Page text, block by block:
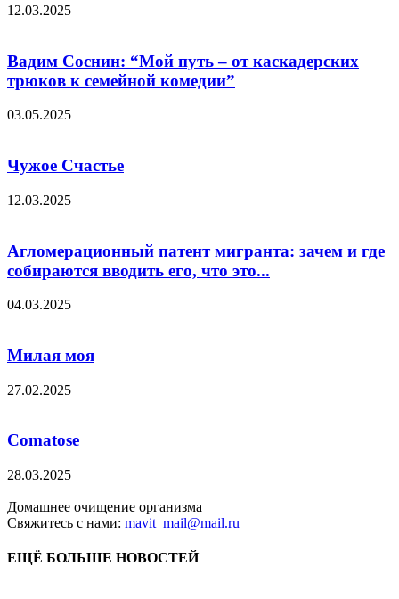
12.03.2025
Вадим Соснин: “Мой путь – от каскадерских
трюков к семейной комедии”
03.05.2025
Чужое Счастье
12.03.2025
Агломерационный патент мигранта: зачем и где
собираются вводить его, что это...
04.03.2025
Милая моя
27.02.2025
Comatose
28.03.2025
Домашнее очищение организма
Свяжитесь с нами: mavit_mail@mail.ru
ЕЩЁ БОЛЬШЕ НОВОСТЕЙ